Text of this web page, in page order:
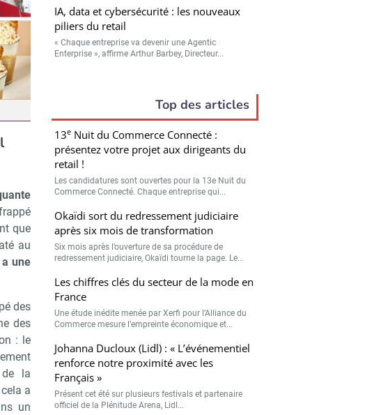
que
au
a une
des
des
: le
la
a
un
IA, data et cybersécurité : les nouveaux
piliers du retail
« Chaque entreprise va devenir une Agentic
Enterprise », affirme Arthur Barbey, Directeur...
Top des articles
13eNuit du Commerce Connecté :
présentez votre projet aux dirigeants du
retail !
Les candidatures sont ouvertes pour la 13e Nuit du
Commerce Connecté. Chaque entreprise qui...
Okaïdi sort du redressement judiciaire
après six mois de transformation
Six mois après l’ouverture de sa procédure de
redressement judiciaire, Okaïdi tourne la page. Le...
Les chiffres clés du secteur de la mode en
France
Une étude inédite menée par Xerfi pour l’Alliance du
Commerce mesure l’empreinte économique et...
Johanna Ducloux (Lidl) : « L’événementiel
renforce notre proximité avec les
Français »
Présent cet été sur plusieurs festivals et partenaire
officiel de la Plénitude Arena, Lidl...